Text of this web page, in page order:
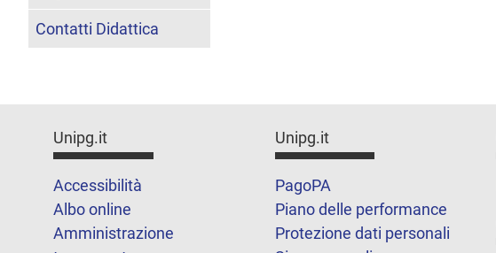
Contatti Didattica
Unipg.it
Accessibilità
Albo online
Amministrazione
Unipg.it
PagoPA
Piano delle performance
Protezione dati personali